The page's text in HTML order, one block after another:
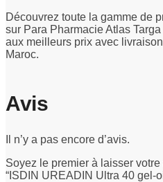
Découvrez toute la gamme de
sur Para Pharmacie Atlas
aux meilleurs prix avec
Maroc.
Avis
Il n’y a pas encore d’avis.
Soyez le premier à laisser votre
“ISDIN UREADIN Ultra 40 gel-